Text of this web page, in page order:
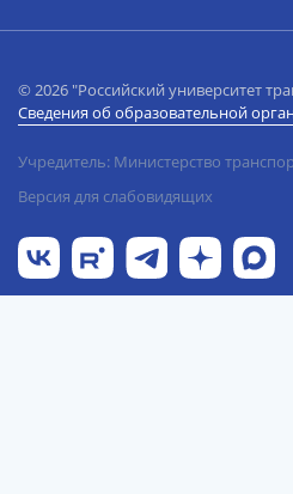
© 2026 "Российский университет
Сведения об образовательной
Учредитель: Министерство
Версия для слабовидящих